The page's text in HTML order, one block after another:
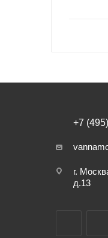
+7
г.
д.13